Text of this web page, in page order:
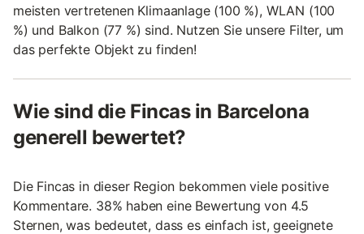
meisten vertretenen Klimaanlage (100 %), WLAN (100
%) und Balkon (77 %) sind. Nutzen Sie unsere Filter, um
das perfekte Objekt zu finden!
Wie sind die Fincas in Barcelona
generell bewertet?
Die Fincas in dieser Region bekommen viele positive
Kommentare. 38% haben eine Bewertung von 4.5
Sternen, was bedeutet, dass es einfach ist, geeignete